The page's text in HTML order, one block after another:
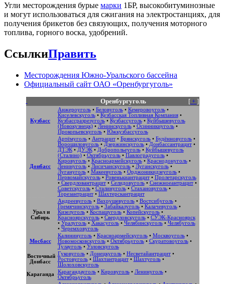
Угли месторождения бурые марки 1БР, высокобитуминозные
и могут использоваться для сжигания на электростанциях, для
получения брикетов без связующих, получения моторного
топлива, горного воска, удобрений.
СсылкиПравить
Месторождения Южно-Уральского бассейна
Официальный сайт ОАО «Оренбургуголь»
[+ ]
Оренбургуголь
Кузбасс
Анжероуголь• Беловуголь• Кемеровоуголь•
Киселевскуголь• Кузбасская Топливная Компания•
Кузбассразрезуголь• Кузбассуголь• Куйбышевуголь
(Новокузнецк)• Ленинскуголь• Осинникиуголь•
Прокопьевскуголь• Южкузбассуголь
Донбасс
Артёмуголь• Антрацит• Брянскуголь• Будённовуголь•
Ворошиловуголь• Дзержинскуголь• Донбассантрацит•
ДТЭК• ДУЭК• Добропольеуголь• Куйбышевуголь
(Сталино)• Октябрьуголь• Павлоградуголь•
Кировуголь• Красноармейскуголь• Краснодонуголь•
Ленинуголь• Лисичанскуголь• Луганскуголь•
Лугануголь• Макеевуголь• Орджоникидзеуголь•
Первомайскуголь• Ровенькиантрацит• Пролетарскуголь
• Свердловантрацит• Селидовуголь• Снежноеантрацит•
Советскуголь• Сталинуголь• Стахановуголь•
Торезантрацит• Шахтерскантрацит
Урал и
Сибирь
Андреевуголь• Вахрушевуголь• Востсибуголь•
Гремячинскуголь• Забайкалуголь• Калачевуголь•
Кизелуголь• Коспашуголь• Копейскуголь•
Красноярскуголь• Свердловскуголь• СУЭК-Красноярск
• Уралуголь• Хакасуголь• Челябинскуголь• Челябуголь
• Черемховуголь
Мосбасс
Калининуголь• Красноармейскуголь• Москвоуголь•
Новомосковскуголь• Октябрьуголь• Скуратовоуголь•
Тулауголь• Узловскуголь
Восточный
Донбасс
Гуковуголь• Донецкуголь• Несветайантрацит•
Ростовуголь• Шахтантрацит• Шахтуголь•
Шолоховскуголь
Караганда
Карагандауголь• Кировуголь• Ленинуголь•
Октябрьуголь